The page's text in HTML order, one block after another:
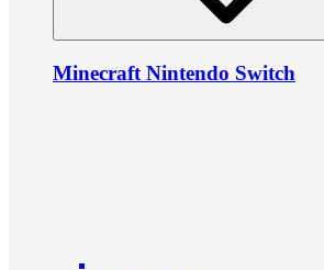
Minecraft Nintendo Switch